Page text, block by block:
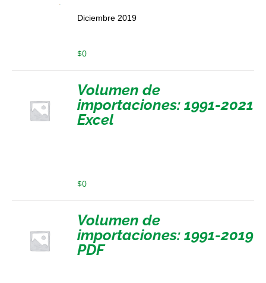
Diciembre 2019
$0
Volumen de
importaciones: 1991-2021
Excel
$0
Volumen de
importaciones: 1991-2019
PDF